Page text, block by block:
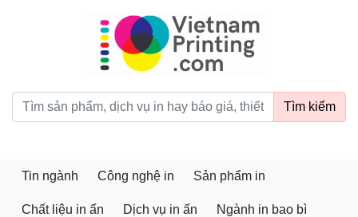
vietnamprinting.com
Tìm kiếm
Tin ngành Công nghệ in Sản phẩm in
Chất liệu in ấn Dịch vụ in ấn Ngành in bao bì